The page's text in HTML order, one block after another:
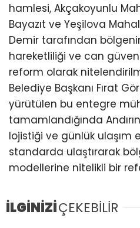
hamlesi, Akçakoyunlu
Bayazıt ve Yeşilova
Demir tarafından
hareketliliği ve can
reform olarak
Belediye Başkanı Fırat
yürütülen bu entegre
tamamlandığında
lojistiği ve günlük ulaşım
standarda ulaştırarak
modellerine nitelikli bir
İLGİNİZİÇEKEBİLİR